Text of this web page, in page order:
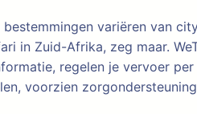
variëren van
in Zuid-Afrika, zeg maar.
regelen je vervoer
voorzien